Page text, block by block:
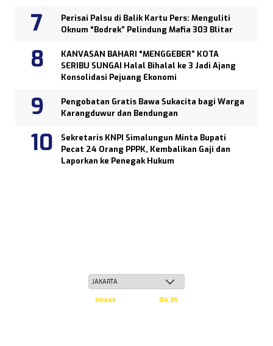
Perisai Palsu di Balik Kartu Pers: Menguliti
Oknum “Bodrek” Pelindung Mafia 303 Blitar
KANVASAN BAHARI “MENGGEBER” KOTA
SERIBU SUNGAI Halal Bihalal ke 3 Jadi Ajang
Konsolidasi Pejuang Ekonomi
Pengobatan Gratis Bawa Sukacita bagi Warga
Karangduwur dan Bendungan
Sekretaris KNPI Simalungun Minta Bupati
Pecat 24 Orang PPPK, Kembalikan Gaji dan
Laporkan ke Penegak Hukum
Imsak 04:35